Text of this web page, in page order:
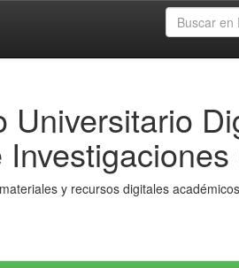
Universitario
y recursos digitales